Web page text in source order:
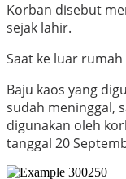
Korban disebut
sejak lahir.
Saat ke luar
Baju kaos yang
sudah meninggal,
digunakan oleh
tanggal 20